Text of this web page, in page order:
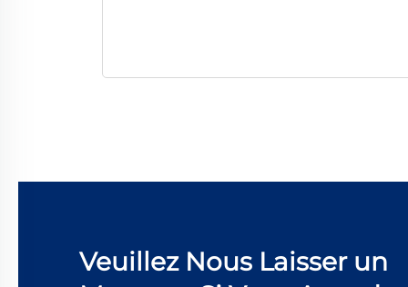
Veuillez Nous Laisser un